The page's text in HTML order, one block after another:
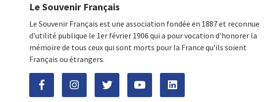
Le Souvenir Français
Le Souvenir Français est une association fondée en 1887 et reconnue
d’utilité publique le 1er février 1906 qui a pour vocation d'honorer la
mémoire de tous ceux qui sont morts pour la France qu’ils soient
Français ou étrangers.